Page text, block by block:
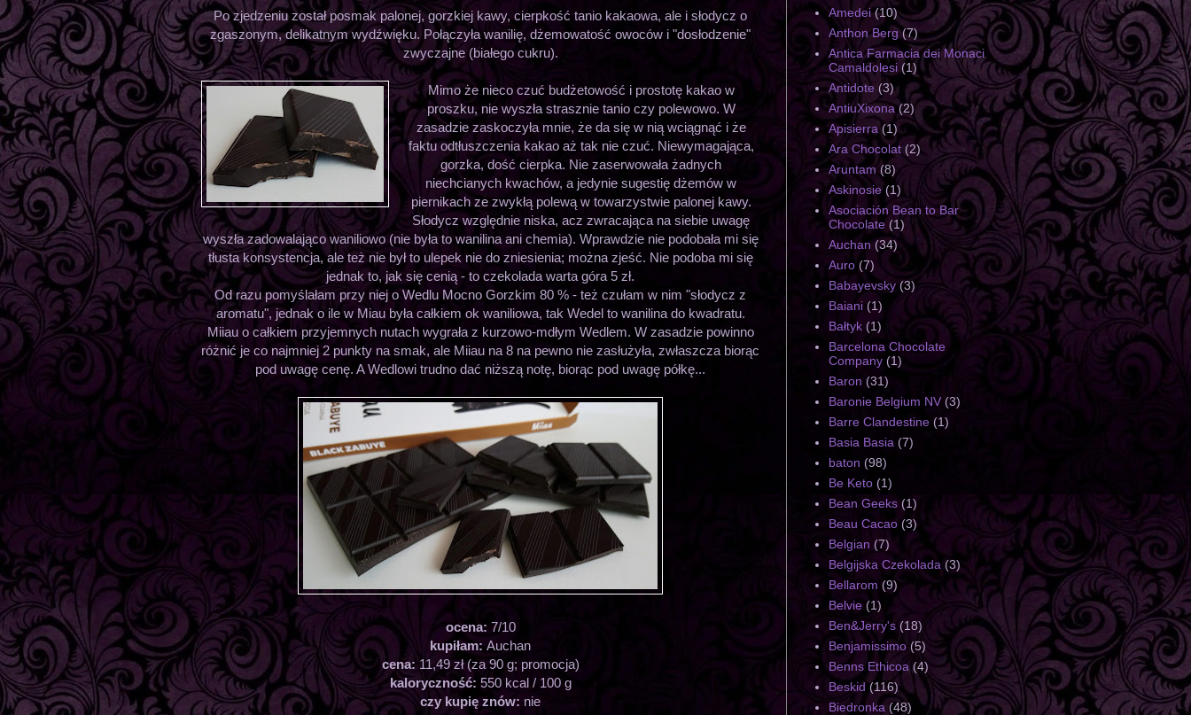
Po zjedzeniu został posmak palonej, gorzkiej kawy, cierpkość tanio kakaowa, ale i słodycz o
zgaszonym, delikatnym wydźwięku. Połączyła wanilię, dżemowatość owoców i "dosłodzenie"
zwyczajne (białego cukru).
Mimo że nieco czuć budżetowość i prostotę kakao w
proszku, nie wyszła strasznie tanio czy polewowo. W
zasadzie zaskoczyła mnie, że da się w nią wciągnąć i że
faktu odtłuszczenia kakao aż tak nie czuć. Niewymagająca,
gorzka, dość cierpka. Nie zaserwowała żadnych
niechcianych kwachów, a jedynie sugestię dżemów w
piernikach ze zwykłą polewą w towarzystwie palonej kawy.
Słodycz względnie niska, acz zwracająca na siebie uwagę
wyszła zadowalająco waniliowo (nie była to wanilina ani chemia). Wprawdzie nie podobała mi się
tłusta konsystencja, ale też nie był to ulepek nie do zniesienia; można zjeść. Nie podoba mi się
jednak to, jak się cenią - to czekolada warta góra 5 zł.
Od razu pomyślałam przy niej o Wedlu Mocno Gorzkim 80 % - też czułam w nim "słodycz z
aromatu", jednak o ile w Miau była całkiem ok waniliowa, tak Wedel to wanilina do kwadratu.
Miiau o całkiem przyjemnych nutach wygrała z kurzowo-mdłym Wedlem. W zasadzie powinno
różnić je co najmniej 2 punkty na smak, ale Miiau na 8 na pewno nie zasłużyła, zwłaszcza biorąc
pod uwagę cenę. A Wedlowi trudno dać niższą notę, biorąc pod uwagę półkę...
ocena: 7/10
kupiłam: Auchan
cena: 11,49 zł (za 90 g; promocja)
kaloryczność: 550 kcal / 100 g
czy kupię znów: nie
Amedei (10)
Anthon Berg (7)
Antica Farmacia dei Monaci
Camaldolesi (1)
Antidote (3)
AntiuXixona (2)
Apisierra (1)
Ara Chocolat (2)
Aruntam (8)
Askinosie (1)
Asociación Bean to Bar
Chocolate (1)
Auchan (34)
Auro (7)
Babayevsky (3)
Baiani (1)
Bałtyk (1)
Barcelona Chocolate
Company (1)
Baron (31)
Baronie Belgium NV (3)
Barre Clandestine (1)
Basia Basia (7)
baton (98)
Be Keto (1)
Bean Geeks (1)
Beau Cacao (3)
Belgian (7)
Belgijska Czekolada (3)
Bellarom (9)
Belvie (1)
Ben&Jerry's (18)
Benjamissimo (5)
Benns Ethicoa (4)
Beskid (116)
Biedronka (48)